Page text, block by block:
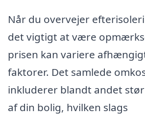
Når du overvejer
det vigtigt at være
prisen kan variere
faktorer. Det samlede
inkluderer blandt andet
af din bolig, hvilken slags